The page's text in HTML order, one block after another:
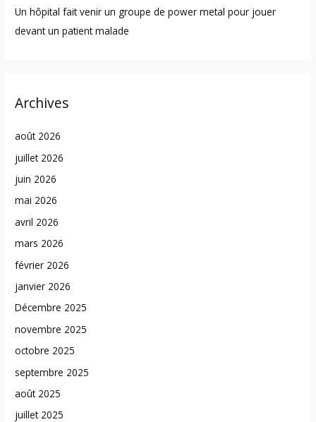
Un hôpital fait venir un groupe de power metal pour jouer
devant un patient malade
Archives
août 2026
juillet 2026
juin 2026
mai 2026
avril 2026
mars 2026
février 2026
janvier 2026
Décembre 2025
novembre 2025
octobre 2025
septembre 2025
août 2025
juillet 2025